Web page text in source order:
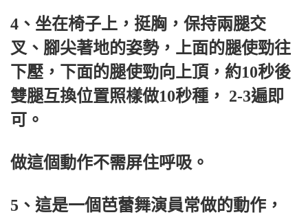
4、坐在椅子上，挺胸，保持兩腿交
叉、腳尖著地的姿勢，上面的腿使勁往
下壓，下面的腿使勁向上頂，約10秒後
雙腿互換位置照樣做10秒種， 2-3遍即
可。
做這個動作不需屏住呼吸。
5、這是一個芭蕾舞演員常做的動作，